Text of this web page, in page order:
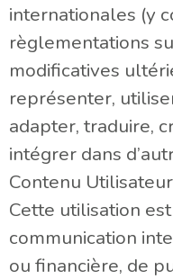
internationales (y
règlementations
modificatives
représenter,
adapter, traduire,
intégrer dans
Contenu
Cette utilisation
communication
ou financière, de